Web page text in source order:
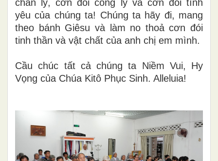
chân lý, cơn đói công lý và cơn đói tình
yêu của chúng ta! Chúng ta hãy đi, mang
theo bánh Giêsu và làm no thoả cơn đói
tinh thần và vật chất của anh chị em mình.
Cầu chúc tất cả chúng ta Niềm Vui, Hy
Vọng của Chúa Kitô Phục Sinh. Alleluia!